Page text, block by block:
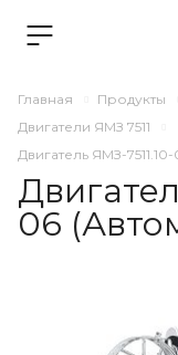
Главная Продукты
Двигатели ЯМЗ 7511
Двигатель ЯМЗ-
06